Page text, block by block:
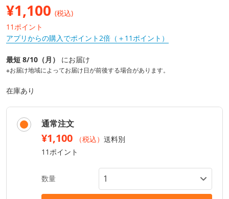
¥1,100 (税込)
11ポイント
アプリからの購入でポイント2倍（＋11ポイント）
最短 8/10（月） にお届け
※お届け地域によってお届け日が前後する場合があります。
在庫あり
通常注文
¥1,100 （税込） 送料別
11ポイント
数量